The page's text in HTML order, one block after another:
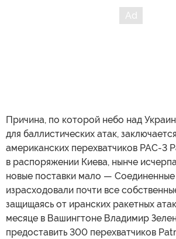
Причина, по которой небо над
для баллистических атак,
американских перехватчиков PAC-3
в распоряжении Киева, нынче
новые поставки мало —
израсходовали почти все
защищаясь от иранских ракетных
месяце в Вашингтоне Владимир
предоставить 300 перехватчиков